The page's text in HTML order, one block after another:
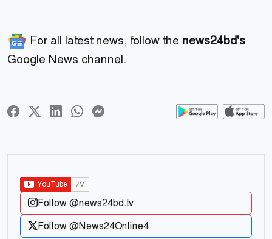
For all latest news, follow the news24bd's
Google News channel.
Follow @news24bd.tv
Follow @News24Online4